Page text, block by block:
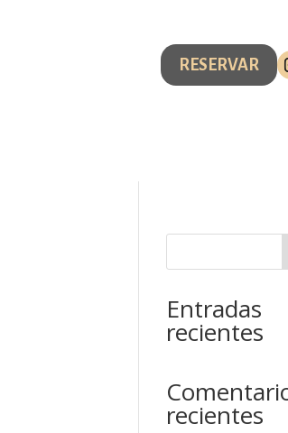
RESERVAR
Entradas
recientes
recientes